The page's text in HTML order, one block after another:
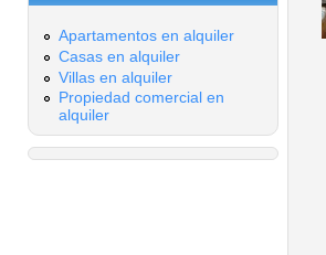
Apartamentos en alquiler
Casas en alquiler
Villas en alquiler
Propiedad comercial en
alquiler